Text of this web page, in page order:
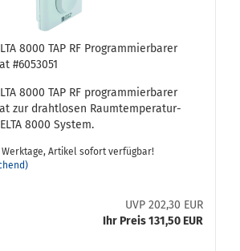
8000 TAP RF Pro­gram­mier­ba­rer
#6053051
8000 TAP RF pro­gram­mier­ba­rer
zur draht­lo­sen Raum­tem­pe­ra­tur­
8000 Sys­tem.
Werktage, Artikel sofort verfügbar!
UVP 202,30 EUR
Ihr Preis 131,50 EUR